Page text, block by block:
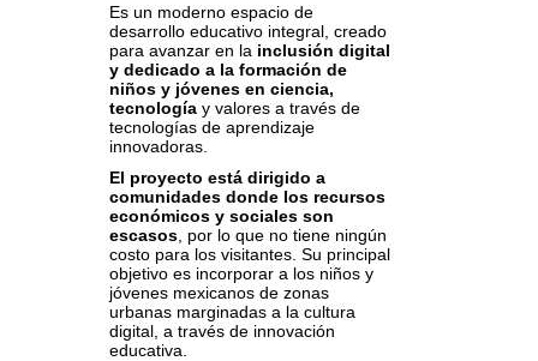
Es un moderno espacio de
desarrollo educativo integral, creado
para avanzar en la inclusión digital
y dedicado a la formación de
niños y jóvenes en ciencia,
tecnología y valores a través de
tecnologías de aprendizaje
innovadoras.
El proyecto está dirigido a
comunidades donde los recursos
económicos y sociales son
escasos , por lo que no tiene ningún
costo para los visitantes. Su principal
objetivo es incorporar a los niños y
jóvenes mexicanos de zonas
urbanas marginadas a la cultura
digital, a través de innovación
educativa.